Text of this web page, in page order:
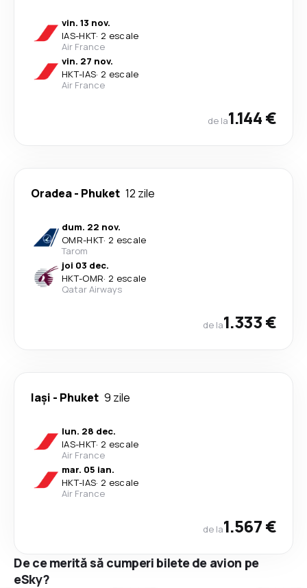
vin. 13 nov.
IAS-HKT· 2 escale
Air France
vin. 27 nov.
HKT-IAS· 2 escale
Air France
de la1.144 €
Oradea- Phuket 12 zile
dum. 22 nov.
OMR-HKT· 2 escale
Tarom
joi 03 dec.
HKT-OMR· 2 escale
Qatar Airways
de la1.333 €
Iași - Phuket 9 zile
lun. 28 dec.
IAS-HKT· 2 escale
Air France
mar. 05 ian.
HKT-IAS· 2 escale
Air France
de la1.567 €
De ce merită să cumperi bilete de avion pe
eSky?